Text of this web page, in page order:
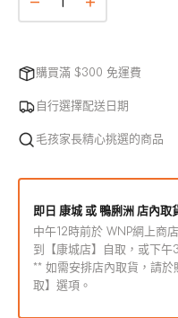
或
法
使
用
5km
鶉
配
貓
泥
數
量
減
5km
鶉
配
貓
泥
數
量
購買滿 $300 免運費
自行選擇配送日期
毛孩家長精心挑選的商品
即日 康城 或 鴨脷洲 店內取
中午12時前於 WNP網上商
到【康城店】自取，或下午
** 如需安排店內取貨，請於
取】選項。